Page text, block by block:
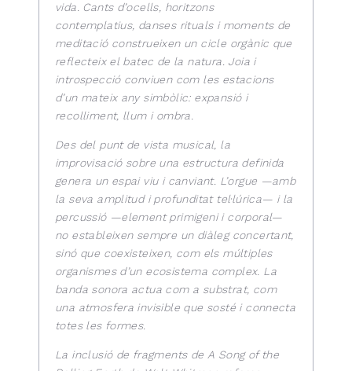
vida. Cants d’ocells, horitzons
contemplatius, danses rituals i moments de
meditació construeixen un cicle orgànic que
reflecteix el batec de la natura. Joia i
introspecció conviuen com les estacions
d’un mateix any simbòlic: expansió i
recolliment, llum i ombra.
Des del punt de vista musical, la
improvisació sobre una estructura definida
genera un espai viu i canviant. L’orgue —amb
la seva amplitud i profunditat tel·lúrica— i la
percussió —element primigeni i corporal—
no estableixen sempre un diàleg concertant,
sinó que coexisteixen, com els múltiples
organismes d’un ecosistema complex. La
banda sonora actua com a substrat, com
una atmosfera invisible que sosté i connecta
totes les formes.
La inclusió de fragments de A Song of the